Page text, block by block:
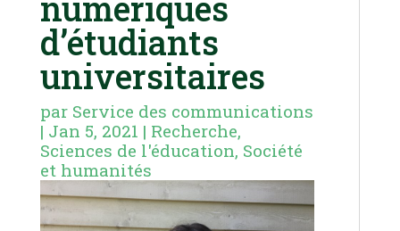
d’étudiants
universitaires
par Service des communications
| Jan 5, 2021 | Recherche,
Sciences de l'éducation, Société
et humanités